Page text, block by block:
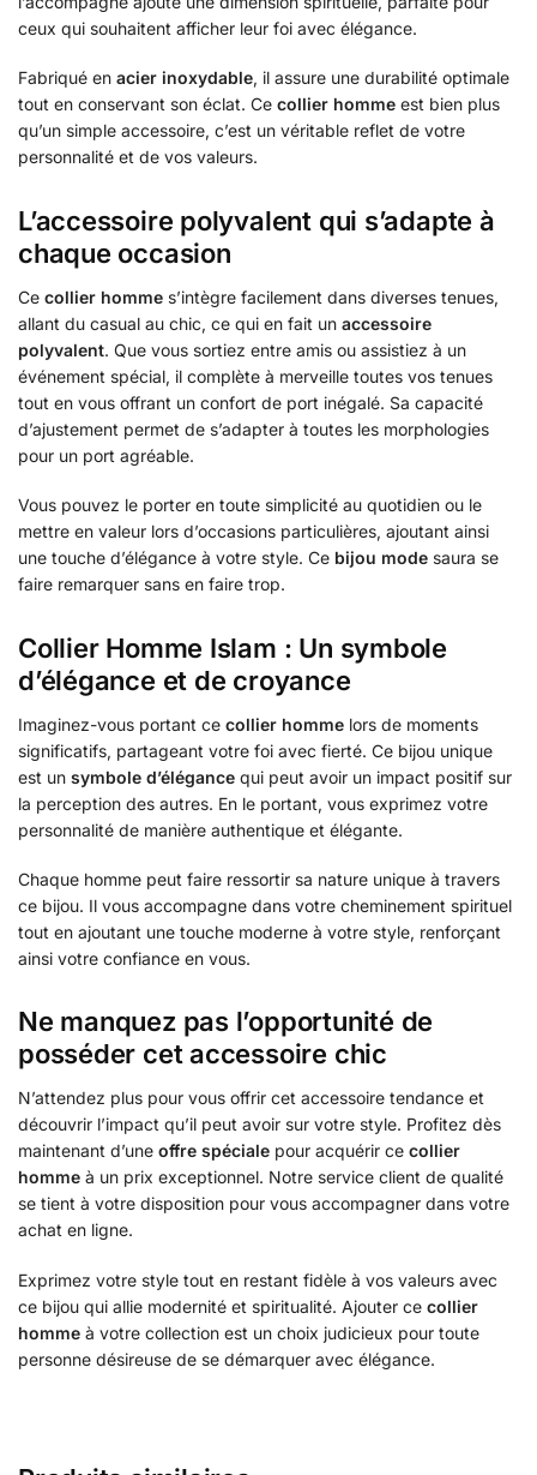
ceux qui souhaitent afficher leur foi avec élégance.
Fabriqué en acier inoxydable, il assure une durabilité optimale
tout en conservant son éclat. Ce collier homme est bien plus
qu’un simple accessoire, c’est un véritable reflet de votre
personnalité et de vos valeurs.
L’accessoire polyvalent qui s’adapte à
chaque occasion
Ce collier homme s’intègre facilement dans diverses tenues,
allant du casual au chic, ce qui en fait un accessoire
polyvalent. Que vous sortiez entre amis ou assistiez à un
événement spécial, il complète à merveille toutes vos tenues
tout en vous offrant un confort de port inégalé. Sa capacité
d’ajustement permet de s’adapter à toutes les morphologies
pour un port agréable.
Vous pouvez le porter en toute simplicité au quotidien ou le
mettre en valeur lors d’occasions particulières, ajoutant ainsi
une touche d’élégance à votre style. Ce bijou mode saura se
faire remarquer sans en faire trop.
Collier Homme Islam : Un symbole
d’élégance et de croyance
Imaginez-vous portant ce collier homme lors de moments
significatifs, partageant votre foi avec fierté. Ce bijou unique
est un symbole d’élégance qui peut avoir un impact positif sur
la perception des autres. En le portant, vous exprimez votre
personnalité de manière authentique et élégante.
Chaque homme peut faire ressortir sa nature unique à travers
ce bijou. Il vous accompagne dans votre cheminement spirituel
tout en ajoutant une touche moderne à votre style, renforçant
ainsi votre confiance en vous.
Ne manquez pas l’opportunité de
posséder cet accessoire chic
N’attendez plus pour vous offrir cet accessoire tendance et
découvrir l’impact qu’il peut avoir sur votre style. Profitez dès
maintenant d’une offre spéciale pour acquérir ce collier
homme à un prix exceptionnel. Notre service client de qualité
se tient à votre disposition pour vous accompagner dans votre
achat en ligne.
Exprimez votre style tout en restant fidèle à vos valeurs avec
ce bijou qui allie modernité et spiritualité. Ajouter ce collier
homme à votre collection est un choix judicieux pour toute
personne désireuse de se démarquer avec élégance.